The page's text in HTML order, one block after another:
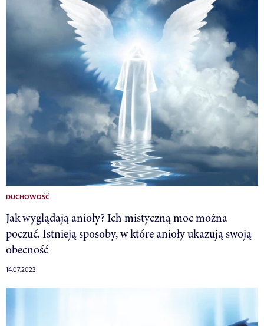
DUCHOWOŚĆ
Jak wyglądają anioły? Ich mistyczną moc można
poczuć. Istnieją sposoby, w które anioły ukazują swoją
obecność
14.07.2023